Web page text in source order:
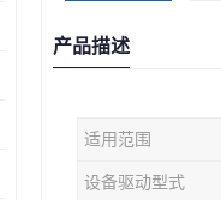
产品描述
适用范围
设备驱动型式